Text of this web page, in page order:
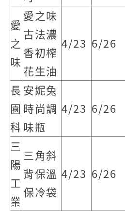
愛
之
味
愛之味
古法濃
香初榨
花生油
4/23 6/26
長
園
科
安妮兔
時尚調
味瓶
4/23 6/26
三
陽
工
業
三角斜
背保溫
保冷袋
4/23 6/26